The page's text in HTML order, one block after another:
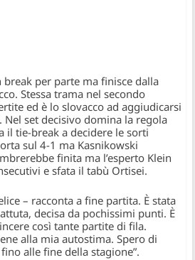
per parte ma finisce dalla
Stessa trama nel secondo
ed è lo slovacco ad aggiudicarsi
set decisivo domina la regola
il tie-break a decidere le sorti
sul 4-1 ma Kasnikowski
finita ma l’esperto Klein
e sfata il tabù Ortisei.
– racconta a fine partita. È stata
decisa da pochissimi punti. È
così tante partite di fila.
alla mia autostima. Spero di
alle fine della stagione”.